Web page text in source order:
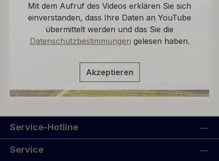
Mit dem Aufruf des Videos erklären Sie sich
einverstanden, dass Ihre Daten an YouTube
übermittelt werden und das Sie die
Datenschutzbestimmungen gelesen haben.
Akzeptieren
Service-Hotline
Service